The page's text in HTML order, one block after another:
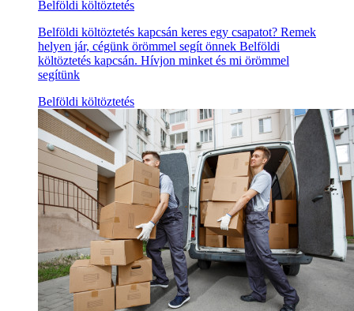
Belföldi költöztetés
Belföldi költöztetés kapcsán keres egy csapatot? Remek
helyen jár, cégünk örömmel segít önnek Belföldi
költöztetés kapcsán. Hívjon minket és mi örömmel
segítünk
Belföldi költöztetés